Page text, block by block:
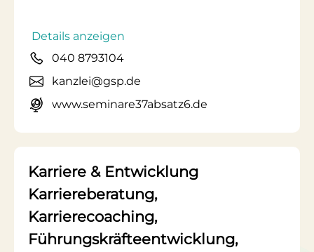
Details anzeigen
040 8793104
kanzlei@gsp.de
www.seminare37absatz6.de
Karriere & Entwicklung
Karriereberatung,
Karrierecoaching,
Führungskräfteentwicklung,